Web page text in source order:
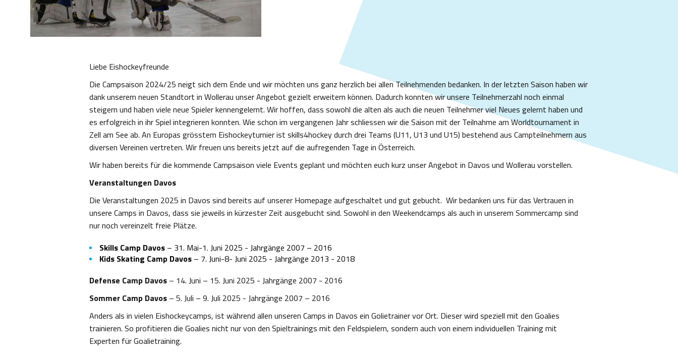
Liebe Eishockeyfreunde
Die Campsaison 2024/25 neigt sich dem Ende und wir möchten uns ganz herzlich bei allen Teilnehmenden bedanken. In der letzten Saison haben wir
dank unserem neuen Standtort in Wollerau unser Angebot gezielt erweitern können. Dadurch konnten wir unsere Teilnehmerzahl noch einmal
steigern und haben viele neue Spieler kennengelernt. Wir hoffen, dass sowohl die alten als auch die neuen Teilnehmer viel Neues gelernt haben und
es erfolgreich in ihr Spiel integrieren konnten. Wie schon im vergangenen Jahr schliessen wir die Saison mit der Teilnahme am Worldtournament in
Zell am See ab. An Europas grösstem Eishockeyturnier ist skills4hockey durch drei Teams (U11, U13 und U15) bestehend aus Campteilnehmern aus
diversen Vereinen vertreten. Wir freuen uns bereits jetzt auf die aufregenden Tage in Österreich.
Wir haben bereits für die kommende Campsaison viele Events geplant und möchten euch kurz unser Angebot in Davos und Wollerau vorstellen.
Veranstaltungen Davos
Die Veranstaltungen 2025 in Davos sind bereits auf unserer Homepage aufgeschaltet und gut gebucht. Wir bedanken uns für das Vertrauen in
unsere Camps in Davos, dass sie jeweils in kürzester Zeit ausgebucht sind. Sowohl in den Weekendcamps als auch in unserem Sommercamp sind
nur noch vereinzelt freie Plätze.
Skills Camp Davos – 31. Mai-1. Juni 2025 - Jahrgänge 2007 – 2016
Kids Skating Camp Davos – 7. Juni-8- Juni 2025 - Jahrgänge 2013 - 2018
Defense Camp Davos – 14. Juni – 15. Juni 2025 - Jahrgänge 2007 - 2016
Sommer Camp Davos – 5. Juli – 9. Juli 2025 - Jahrgänge 2007 – 2016
Anders als in vielen Eishockeycamps, ist während allen unseren Camps in Davos ein Golietrainer vor Ort. Dieser wird speziell mit den Goalies
trainieren. So profitieren die Goalies nicht nur von den Spieltrainings mit den Feldspielern, sondern auch von einem individuellen Training mit
Experten für Goalietraining.